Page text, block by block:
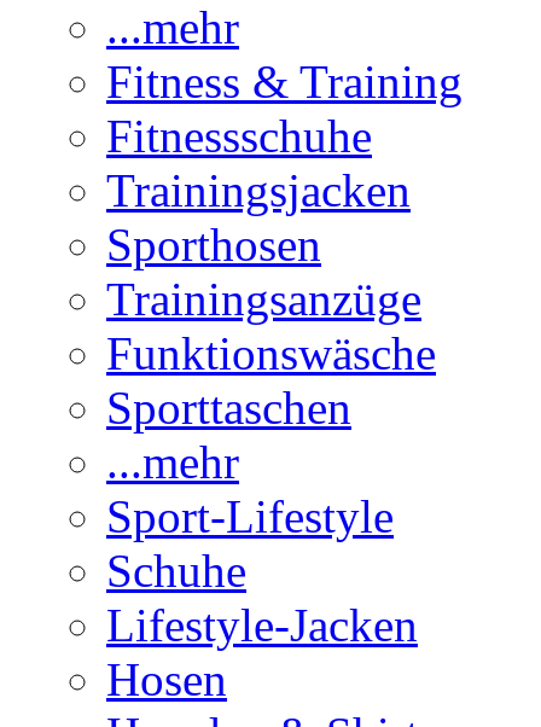
...mehr
Fitness & Training
Fitnessschuhe
Trainingsjacken
Sporthosen
Trainingsanzüge
Funktionswäsche
Sporttaschen
...mehr
Sport-Lifestyle
Schuhe
Lifestyle-Jacken
Hosen